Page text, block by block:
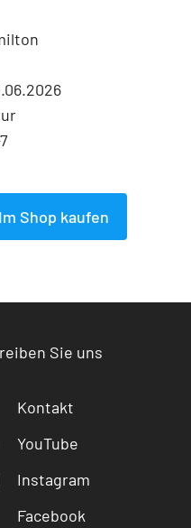
Im Shop kaufen
Sie uns
Kontakt
YouTube
Instagram
Facebook